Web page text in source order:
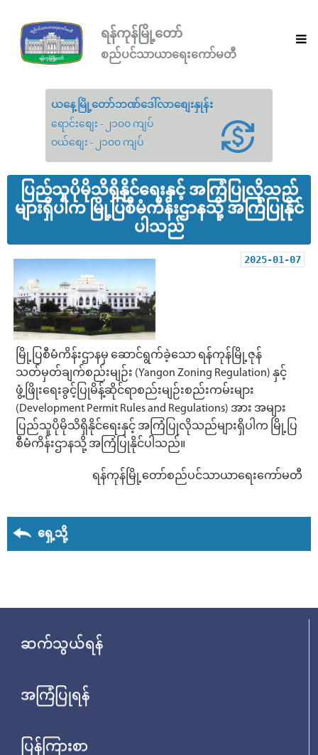
ရန်ကုန်မြို့တော်
စည်ပင်သာယာရေးကော်မတီ
ယနေ့မြို့တော်ဘဏ်ဒေါ်လာစျေးနှုန်း
ရောင်းစျေး - ၂၁၀၀ ကျပ်
ဝယ်စျေး - ၂၁၀၀ ကျပ်
ပြည်သူပိုမိုသိရှိနိုင်ရေးနှင့် အကြံပြုလိုသည်
များရှိပါက မြို့ပြစီမံကိန်းဌာနသို့ အကြံပြုနိုင်
ပါသည်
2025-01-07
မြို့ပြစီမံကိန်းဌာနမှ ဆောင်ရွက်ခဲ့သော ရန်ကုန်မြို့ဇုန်
သတ်မှတ်ချက်စည်းမျဉ်း (Yangon Zoning Regulation) နှင့်
ဖွံ့ဖြိုးရေးခွင့်ပြုမိန့်ဆိုင်ရာစည်းမျဉ်းစည်းကမ်းများ
(Development Permit Rules and Regulations) အား အများ
ပြည်သူပိုမိုသိရှိနိုင်ရေးနှင့် အကြံပြုလိုသည်များရှိပါက မြို့ပြ
စီမံကိန်းဌာနသို့ အကြံပြုနိုင်ပါသည်။
ရန်ကုန်မြို့တော်စည်ပင်သာယာရေးကော်မတီ
ရှေ့သို့
ဆက်သွယ်ရန်
အကြံပြုရန်
ပြန်ကြားစာ